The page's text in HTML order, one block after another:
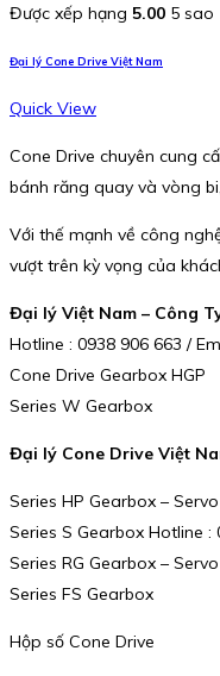
Được xếp hạng 5.00 5 sao
Đại lý Cone Drive Việt Nam
Quick View
Cone Drive chuyên cung
bánh răng quay và vòng
Với thế mạnh về công
vượt trên kỳ vọng của
Đại lý Việt Nam – Công
Hotline : 0938 906 663 /
Cone Drive Gearbox HGP
Series W Gearbox
Đại lý Cone Drive Việt
Series HP Gearbox – Servo
Series S Gearbox Hotline :
Series RG Gearbox –
Series FS Gearbox
Hộp số Cone Drive